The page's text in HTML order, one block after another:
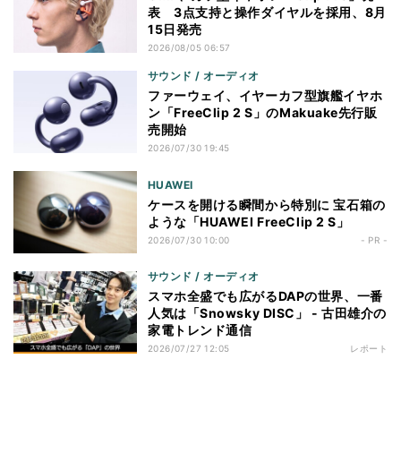
表 3点支持と操作ダイヤルを採用、8月
15日発売
2026/08/05 06:57
サウンド / オーディオ
ファーウェイ、イヤーカフ型旗艦イヤホ
ン「FreeClip 2 S」のMakuake先行販
売開始
2026/07/30 19:45
HUAWEI
ケースを開ける瞬間から特別に 宝石箱の
ような「HUAWEI FreeClip 2 S」
2026/07/30 10:00 - PR -
サウンド / オーディオ
スマホ全盛でも広がるDAPの世界、一番
人気は「Snowsky DISC」 - 古田雄介の
家電トレンド通信
2026/07/27 12:05 レポート